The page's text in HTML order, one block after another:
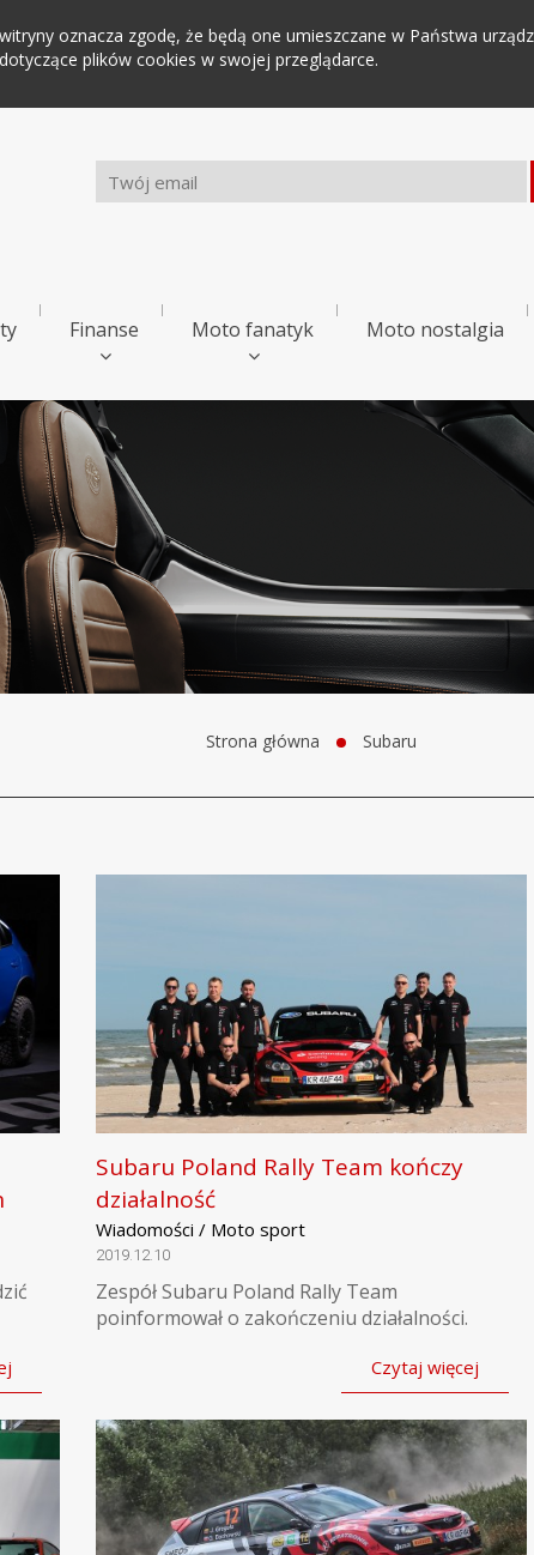
oznacza zgodę, że będą one umieszczane w Państwa
plików cookies w swojej przeglądarce.
Finanse Moto fanatyk Moto nostalgia
Strona główna Subaru
Subaru Poland Rally Team kończy
działalność
Wiadomości / Moto sport
2019.12.10
Zespół Subaru Poland Rally Team
poinformował o zakończeniu działalności.
Czytaj więcej